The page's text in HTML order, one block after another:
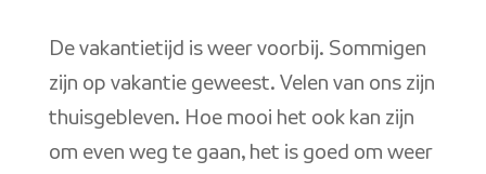
De vakantietijd is weer voorbij. Sommigen
zijn op vakantie geweest. Velen van ons zijn
thuisgebleven. Hoe mooi het ook kan zijn
om even weg te gaan, het is goed om weer